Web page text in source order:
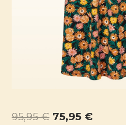
95,95€ Ursprünglicher
75,95 €